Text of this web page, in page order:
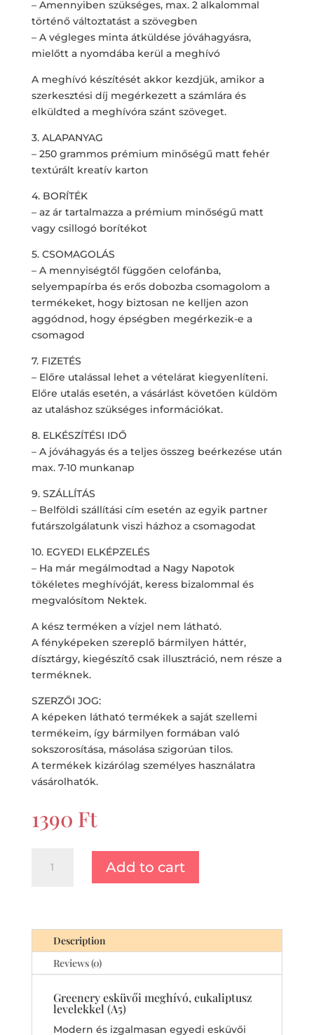
– Amennyiben szükséges, max. 2 alkalommal
történő változtatást a szövegben
– A végleges minta átküldése jóváhagyásra,
mielőtt a nyomdába kerül a meghívó
A meghívó készítését akkor kezdjük, amikor a
szerkesztési díj megérkezett a számlára és
elküldted a meghívóra szánt szöveget.
3. ALAPANYAG
– 250 grammos prémium minőségű matt fehér
textúrált kreatív karton
4. BORÍTÉK
– az ár tartalmazza a prémium minőségű matt
vagy csillogó borítékot
5. CSOMAGOLÁS
– A mennyiségtől függően celofánba,
selyempapírba és erős dobozba csomagolom a
termékeket, hogy biztosan ne kelljen azon
aggódnod, hogy épségben megérkezik-e a
csomagod
7. FIZETÉS
– Előre utalással lehet a vételárat kiegyenlíteni.
Előre utalás esetén, a vásárlást követően küldöm
az utaláshoz szükséges információkat.
8. ELKÉSZÍTÉSI IDŐ
– A jóváhagyás és a teljes összeg beérkezése után
max. 7-10 munkanap
9. SZÁLLÍTÁS
– Belföldi szállítási cím esetén az egyik partner
futárszolgálatunk viszi házhoz a csomagodat
10. EGYEDI ELKÉPZELÉS
– Ha már megálmodtad a Nagy Napotok
tökéletes meghívóját, keress bizalommal és
megvalósítom Nektek.
A kész terméken a vízjel nem látható.
A fényképeken szereplő bármilyen háttér,
dísztárgy, kiegészítő csak illusztráció, nem része a
terméknek.
SZERZŐI JOG:
A képeken látható termékek a saját szellemi
termékeim, így bármilyen formában való
sokszorosítása, másolása szigorúan tilos.
A termékek kizárólag személyes használatra
vásárolhatók.
1390 Ft
esküvői
quantity
Add to cart
Description
Reviews (0)
Greenery esküvői meghívó, eukaliptusz
levelekkel (A5)
Modern és izgalmasan egyedi esküvői